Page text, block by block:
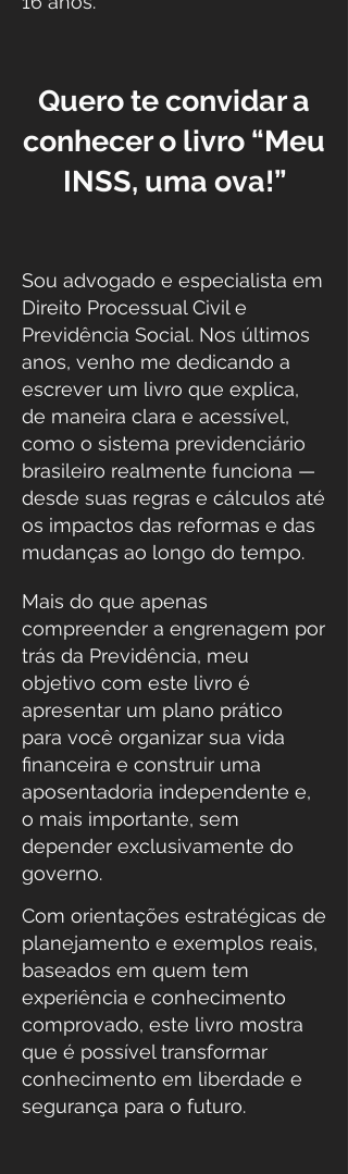
Quero te convidar a
conhecer o livro “Meu
INSS, uma ova!”
Sou advogado e especialista em
Direito Processual Civil e
Previdência Social. Nos últimos
anos, venho me dedicando a
escrever um livro que explica,
de maneira clara e acessível,
como o sistema previdenciário
brasileiro realmente funciona —
desde suas regras e cálculos até
os impactos das reformas e das
mudanças ao longo do tempo.
Mais do que apenas
compreender a engrenagem por
trás da Previdência, meu
objetivo com este livro é
apresentar um plano prático
para você organizar sua vida
financeira e construir uma
aposentadoria independente e,
o mais importante, sem
depender exclusivamente do
governo.
Com orientações estratégicas de
planejamento e exemplos reais,
baseados em quem tem
experiência e conhecimento
comprovado, este livro mostra
que é possível transformar
conhecimento em liberdade e
segurança para o futuro.